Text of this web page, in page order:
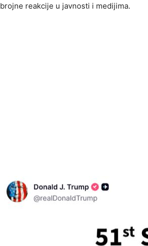
brojne reakcije u javnosti i medijima.